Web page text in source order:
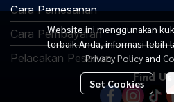
Website ini menggunakan
terbaik Anda, informasi lebih
Privacy Policy and
Set Cookies
Cara Pemesanan
Cara Pembayaran
Pelacakan Pesanan
Find Us :